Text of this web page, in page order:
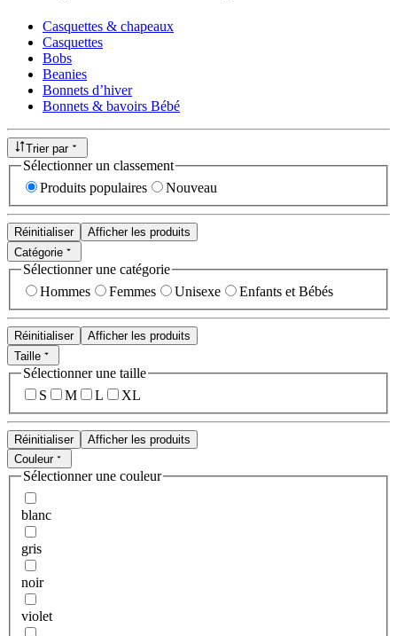
Casquettes & chapeaux
Casquettes
Bobs
Beanies
Bonnets d’hiver
Bonnets & bavoirs Bébé
Trier par
Sélectionner un classement
Produits populaires
Nouveau
Réinitialiser
Afficher les produits
Catégorie
Sélectionner une catégorie
Hommes
Femmes Unisexe Enfants et Bébés
Réinitialiser
Afficher les produits
Taille
Sélectionner une taille
S
M L XL
Réinitialiser
Afficher les produits
Couleur
Sélectionner une couleur
blanc
gris
noir
violet